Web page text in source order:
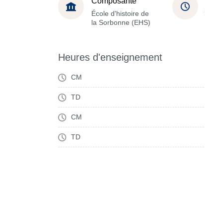
École d'histoire de
la Sorbonne (EHS)
Heures d'enseignement
CM
TD
CM
TD